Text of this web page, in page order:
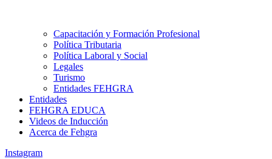
Capacitación y Formación Profesional
Política Tributaria
Política Laboral y Social
Legales
Turismo
Entidades FEHGRA
Entidades
FEHGRA EDUCA
Videos de Inducción
Acerca de Fehgra
Instagram